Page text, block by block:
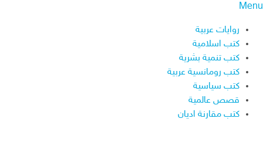
Menu
روايات عربية
كتب اسلامية
كتب تنمية بشرية
كتب رومانسية عربية
كتب سياسية
قصص عالمية
كتب مقارنة اديان